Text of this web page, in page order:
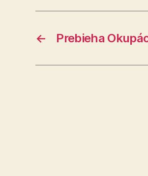
← Prebieha